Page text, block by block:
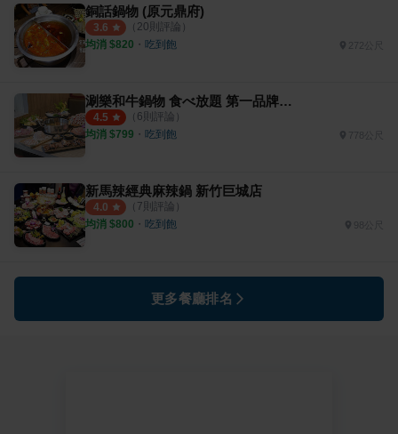
銅話鍋物 (原元鼎府)
3.6 （ 20則評論）
均消 $820 ・ 吃到飽
涮樂和牛鍋物 食べ放題 第一品牌 新竹經國店
4.5 （ 6則評論）
均消 $799 ・ 吃到飽
新馬辣經典麻辣鍋 新竹巨城店
4.0 （ 7則評論）
均消 $800 ・ 吃到飽
更多餐廳排名